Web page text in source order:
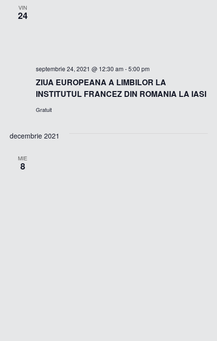
VIN
24
ZIUA EUROPEANA A LIMBILOR LA
INSTITUTUL FRANCEZ DIN ROMANIA LA IASI
septembrie 24, 2021 @ 12:30 am -5:00 pm
Gratuit
decembrie 2021
MIE
8